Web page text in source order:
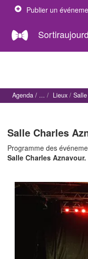
Publier un
Agenda Lieux
Salle Charles
Programme des
Salle Charles Aznavour.